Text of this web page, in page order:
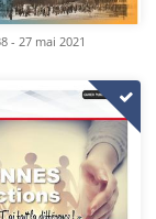
- 27 mai 2021